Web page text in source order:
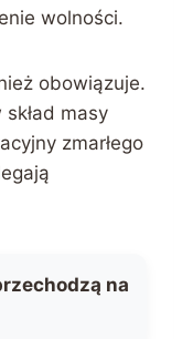
wolności.
obowiązuje.
masy
zmarłego
na